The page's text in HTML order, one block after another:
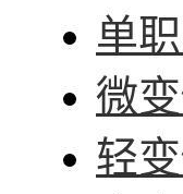
单
微
轻